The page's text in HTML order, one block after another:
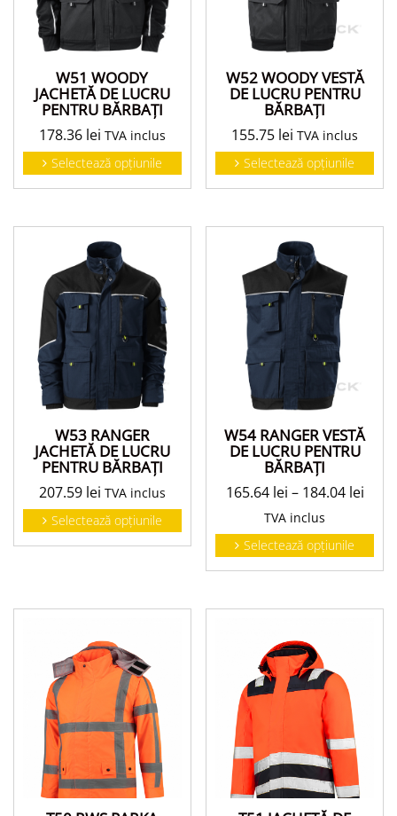
W51 WOODY
JACHETĂ DE LUCRU
PENTRU BĂRBAŢI
178.36 lei TVA inclus
Selectează opțiunile
W52 WOODY VESTĂ
DE LUCRU PENTRU
BĂRBAŢI
155.75 lei TVA inclus
Selectează opțiunile
W53 RANGER
JACHETĂ DE LUCRU
PENTRU BĂRBAŢI
207.59 lei TVA inclus
Selectează opțiunile
W54 RANGER VESTĂ
DE LUCRU PENTRU
BĂRBAŢI
165.64 lei – 184.04 lei
TVA inclus
Selectează opțiunile